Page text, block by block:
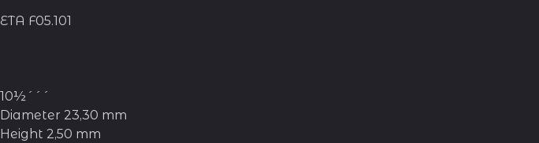
ETA F05.101
10½´´´
Diameter 23,30 mm
Height 2,50 mm